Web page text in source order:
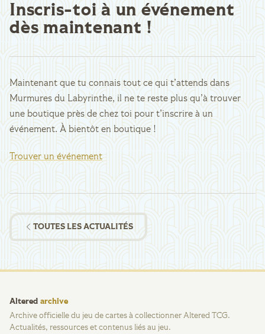
Inscris-toi à un événement
dès maintenant !
Maintenant que tu connais tout ce qui t’attends dans
Murmures du Labyrinthe, il ne te reste plus qu’à trouver
une boutique près de chez toi pour t’inscrire à un
événement. À bientôt en boutique !
Trouver un événement
TOUTES LES ACTUALITÉS
Altered archive
Archive officielle du jeu de cartes à collectionner Altered TCG.
Actualités, ressources et contenus liés au jeu.